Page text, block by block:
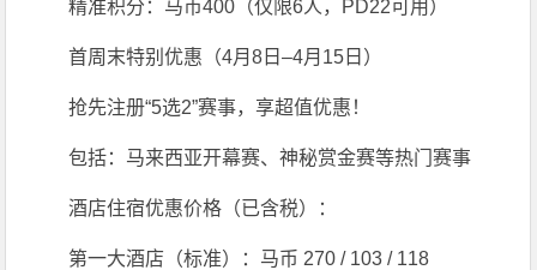
精准积分：马币400（仅限6人，PD22可用）
首周末特别优惠（4月8日–4月15日）
抢先注册“5选2”赛事，享超值优惠！
包括：马来西亚开幕赛、神秘赏金赛等热门赛事
酒店住宿优惠价格（已含税）：
第一大酒店（标准）：马币 270 / 103 / 118